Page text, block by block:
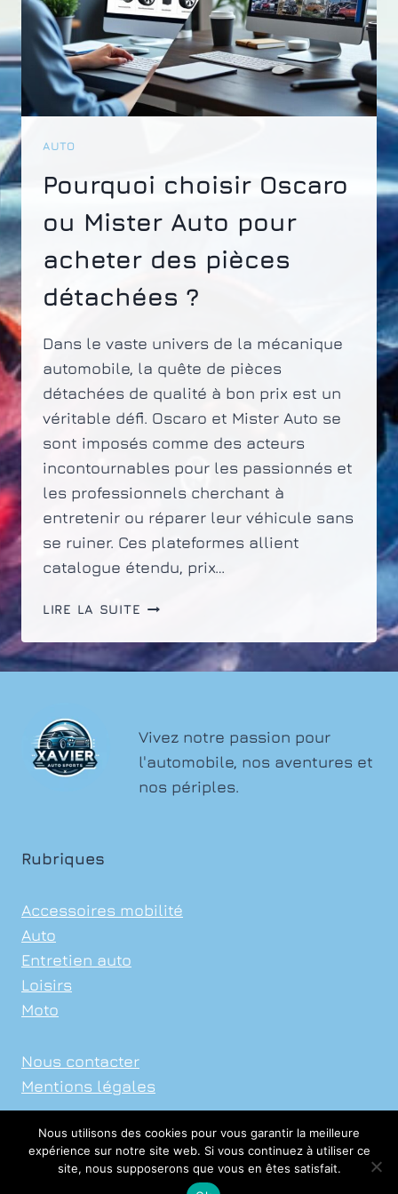
AUTO
Pourquoi choisir Oscaro
ou Mister Auto pour
acheter des pièces
détachées ?
Dans le vaste univers de la mécanique
automobile, la quête de pièces
détachées de qualité à bon prix est un
véritable défi. Oscaro et Mister Auto se
sont imposés comme des acteurs
incontournables pour les passionnés et
les professionnels cherchant à
entretenir ou réparer leur véhicule sans
se ruiner. Ces plateformes allient
catalogue étendu, prix…
LIRE LA SUITE POURQUOI
OSCARO
OU
DES
PIÈCES
Vivez notre passion pour
l'automobile, nos aventures et
nos périples.
Rubriques
Accessoires mobilité
Auto
Entretien auto
Loisirs
Moto
Nous contacter
Mentions légales
© 2026 Xavier Auto Sports
Nous utilisons des cookies pour vous garantir la meilleure
expérience sur notre site web. Si vous continuez à utiliser ce
site, nous supposerons que vous en êtes satisfait.